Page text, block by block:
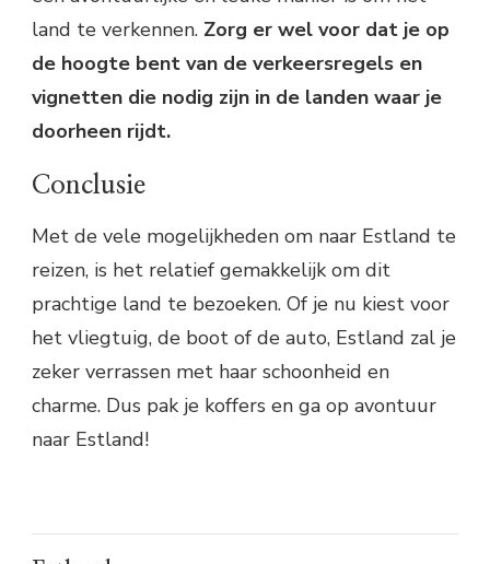
land te verkennen. Zorg er wel voor dat je op
de hoogte bent van de verkeersregels en
vignetten die nodig zijn in de landen waar je
doorheen rijdt.
Conclusie
Met de vele mogelijkheden om naar Estland te
reizen, is het relatief gemakkelijk om dit
prachtige land te bezoeken. Of je nu kiest voor
het vliegtuig, de boot of de auto, Estland zal je
zeker verrassen met haar schoonheid en
charme. Dus pak je koffers en ga op avontuur
naar Estland!